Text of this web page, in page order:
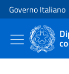
Vai al contenuto
Vai alla navigazione
Governo Italiano